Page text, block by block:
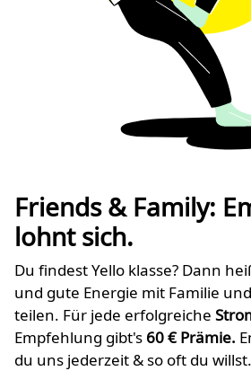
Friends & Family:
lohnt sich.
Du findest Yello klasse? Dann
und gute Energie mit Familie
teilen. Für jede erfolgreiche
Empfehlung gibt's 60€ Prämie.
du uns jederzeit & so oft du willst.